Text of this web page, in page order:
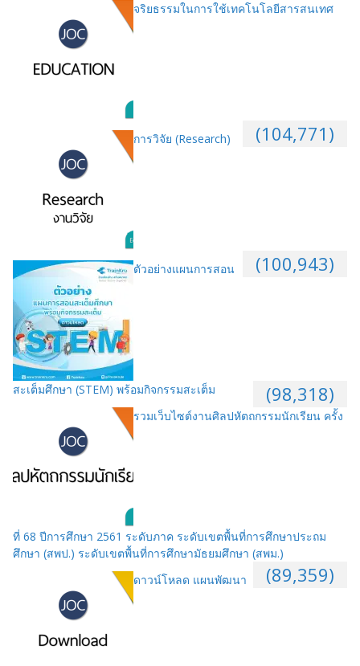
จริยธรรมในการใช้เทคโนโลยีสารสนเทศ
(104,771)
การวิจัย (Research)
(100,943)
ตัวอย่างแผนการสอน
สะเต็มศึกษา (STEM) พร้อมกิจกรรมสะเต็ม (98,318)
รวมเว็บไซต์งานศิลปหัตถกรรมนักเรียน ครั้ง
ที่ 68 ปีการศึกษา 2561 ระดับภาค ระดับเขตพื้นที่การศึกษาประถม
ศึกษา (สพป.) ระดับเขตพื้นที่การศึกษามัธยมศึกษา (สพม.)
(89,359)
ดาวน์โหลด แผนพัฒนา